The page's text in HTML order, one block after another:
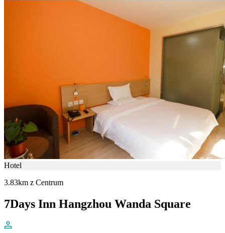
Hotel
3.83km z Centrum
7Days Inn Hangzhou Wanda Square